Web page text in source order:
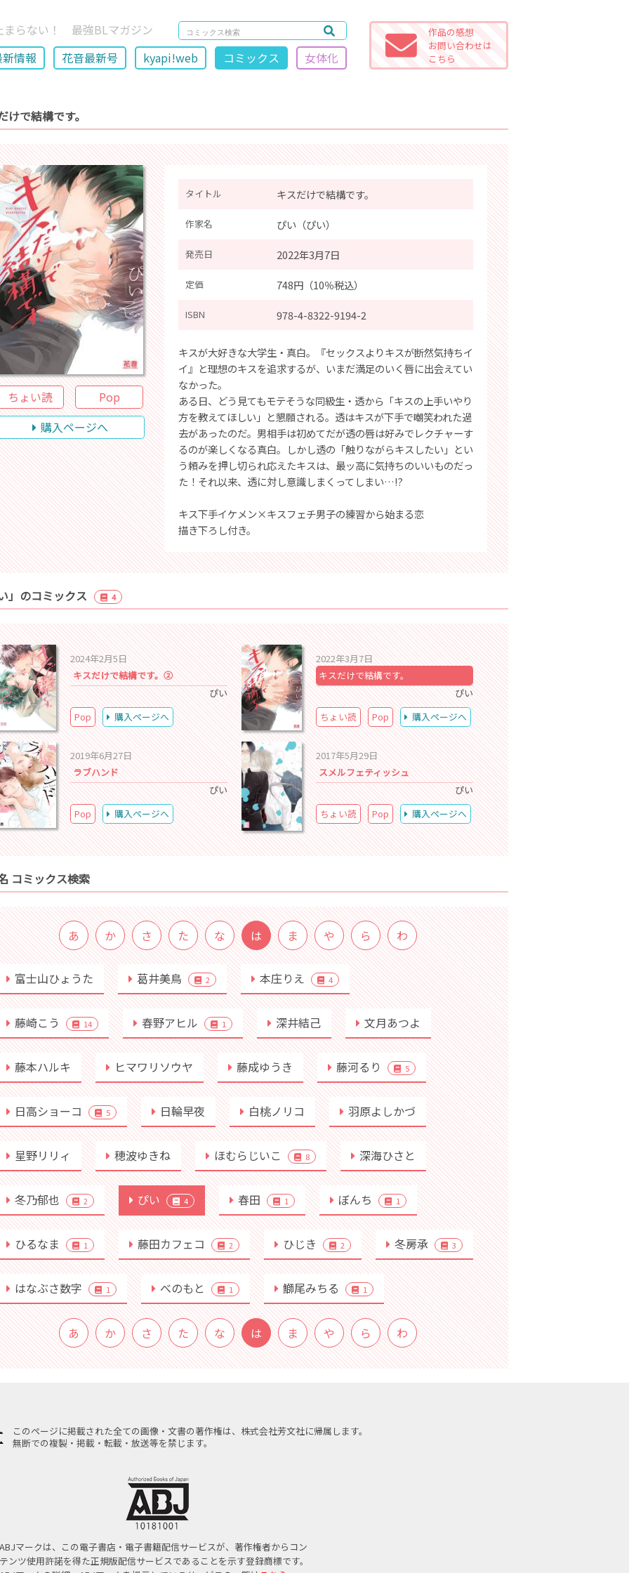
まらない！ 最強BLマガジン
情報
花音最新号 kyapi!web コミックス 女体化
作品の感想
お問い合わせは
こちら
けで結構です。
ちょい読
Pop
購入ページへ
タイトル キスだけで結構です。
作家名 ぴい（ぴい）
発売日 2022年3月7日
定価 748円（10％税込）
ISBN 978-4-8322-9194-2
キスが大好きな大学生・真白。『セックスよりキスが断然気持ちイ
イ』と理想のキスを追求するが、いまだ満足のいく唇に出会えてい
なかった。
ある日、どう見てもモテそうな同級生・透から「キスの上手いやり
方を教えてほしい」と懇願される。透はキスが下手で嘲笑われた過
去があったのだ。男相手は初めてだが透の唇は好みでレクチャーす
るのが楽しくなる真白。しかし透の「触りながらキスしたい」とい
う頼みを押し切られ応えたキスは、最ッ高に気持ちのいいものだっ
た！それ以来、透に対し意識しまくってしまい…!?
キス下手イケメン×キスフェチ男子の練習から始まる恋
描き下ろし付き。
」のコミックス 4
2024年2月5日
キスだけで結構です。②
ぴい
Pop
購入ページへ
2022年3月7日
キスだけで結構です。
ぴい
ちょい読
Pop 購入ページへ
2019年6月27日
ラブハンド
ぴい
Pop
購入ページへ
2017年5月29日
スメルフェティッシュ
ぴい
ちょい読
Pop 購入ページへ
コミックス検索
あ か さ た な は ま や ら わ
富士山ひょうた 葛井美鳥 2 本庄りえ 4
藤崎こう 14 春野アヒル 1 深井結己 文月あつよ
藤本ハルキ ヒマワリソウヤ 藤成ゆうき 藤河るり 5
日高ショーコ 5 日輪早夜 白桃ノリコ 羽原よしかづ
星野リリィ 穂波ゆきね ほむらじいこ 8 深海ひさと
冬乃郁也 2 ぴい 4 春田 1 ぼんち 1
ひるなま 1 藤田カフェコ 2 ひじき 2 冬房承 3
はなぶさ数字 1 べのもと 1 鰤尾みちる 1
あ か さ た な は ま や ら わ
このページに掲載された全ての画像・文書の著作権は、株式会社芳文社に帰属します。
無断での複製・掲載・転載・放送等を禁じます。
ABJマークは、この電子書店・電子書籍配信サービスが、著作権者からコン
テンツ使用許諾を得た正規版配信サービスであることを示す登録商標です。